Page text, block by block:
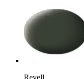
Revell